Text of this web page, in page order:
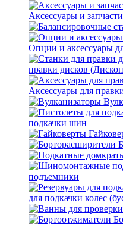
Аксессуары и
Опции и аксессуары
правки дисков
Аксессуары для
подкачки шин
подъемники
для подкачки колес